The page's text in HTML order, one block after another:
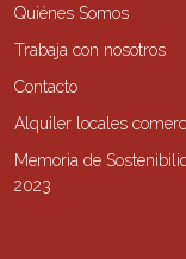
Quiénes Somos
Trabaja con nosotros
Contacto
Alquiler locales
Memoria de
2023